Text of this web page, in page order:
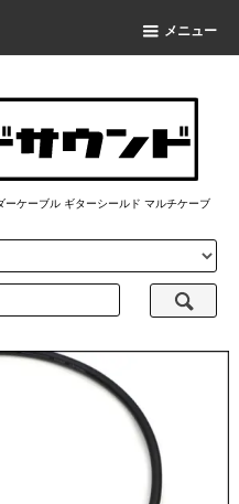
メニュー
ケーブル ギターシールド マルチケーブ